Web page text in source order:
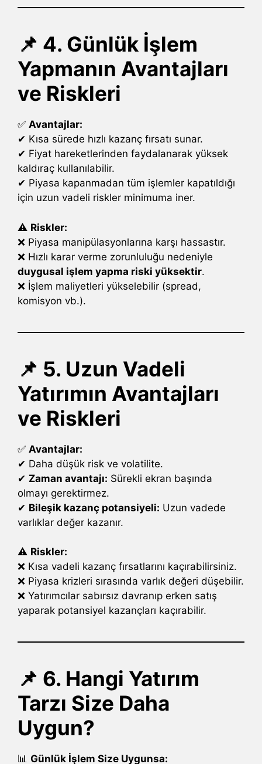
📌 4. Günlük İşlem
Yapmanın Avantajları
ve Riskleri
✅ Avantajlar:
✔ Kısa sürede hızlı kazanç fırsatı sunar.
✔ Fiyat hareketlerinden faydalanarak yüksek
kaldıraç kullanılabilir.
✔ Piyasa kapanmadan tüm işlemler kapatıldığı
için uzun vadeli riskler minimuma iner.
⚠ Riskler:
❌ Piyasa manipülasyonlarına karşı hassastır.
❌ Hızlı karar verme zorunluluğu nedeniyle
duygusal işlem yapma riski yüksektir.
❌ İşlem maliyetleri yükselebilir (spread,
komisyon vb.).
📌 5. Uzun Vadeli
Yatırımın Avantajları
ve Riskleri
✅ Avantajlar:
✔ Daha düşük risk ve volatilite.
✔ Zaman avantajı: Sürekli ekran başında
olmayı gerektirmez.
✔ Bileşik kazanç potansiyeli: Uzun vadede
varlıklar değer kazanır.
⚠ Riskler:
❌ Kısa vadeli kazanç fırsatlarını kaçırabilirsiniz.
❌ Piyasa krizleri sırasında varlık değeri düşebilir.
❌ Yatırımcılar sabırsız davranıp erken satış
yaparak potansiyel kazançları kaçırabilir.
📌 6. Hangi Yatırım
Tarzı Size Daha
Uygun?
📊 Günlük İşlem Size Uygunsa: